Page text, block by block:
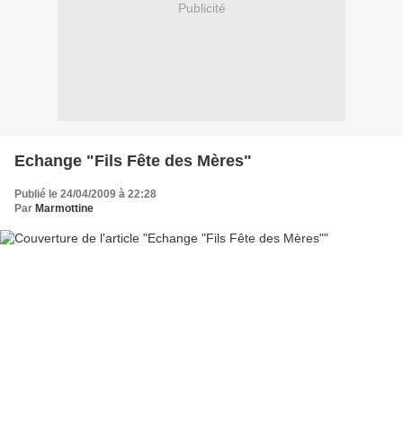
Publicité
Echange "Fils Fête des Mères"
Publié le 24/04/2009 à 22:28
Par Marmottine